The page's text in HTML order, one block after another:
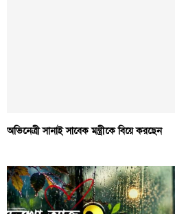
অভিনেত্রী সানাই সাবেক মন্ত্রীকে বিয়ে করছেন